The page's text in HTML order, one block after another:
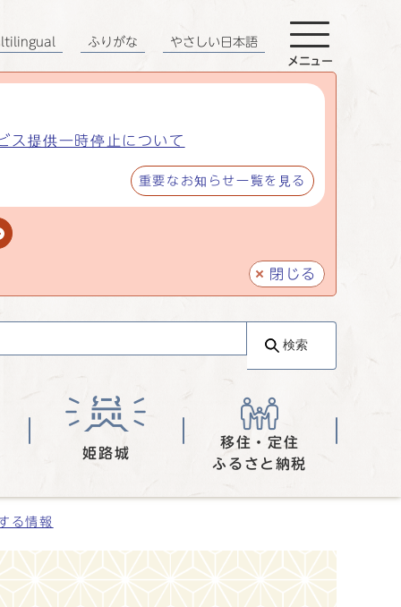
ス提供一時停止について
重要なお知らせ一覧を見る
閉じる
ふりがな やさしい日本語
メニュー
検索
姫路城
移住・定住
ふるさと納税
る情報